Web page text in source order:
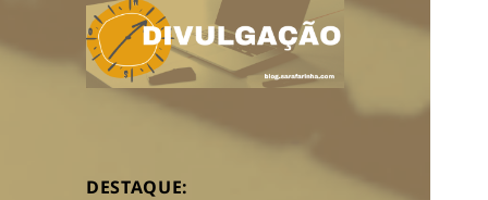
DESTAQUE: